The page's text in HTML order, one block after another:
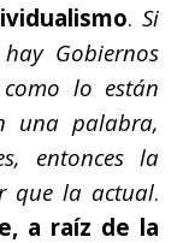
.Si
Gobiernos
lo están
una palabra,
entonces la
que la actual.
a raíz de la